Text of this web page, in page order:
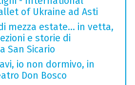
of Ukraine ad Asti
mezza estate… in vetta,
e storie di
San Sicario
io non dormivo, in
Don Bosco